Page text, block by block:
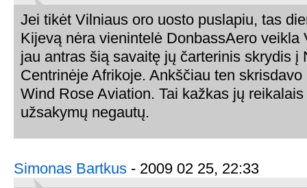
Jei tikėt Vilniaus oro uosto puslapiu, tas
Kijevą nėra vienintelė DonbassAero veikla
jau antras šią savaitę jų čarterinis skrydis į
Centrinėje Afrikoje. Ankščiau ten
Wind Rose Aviation. Tai kažkas jų
užsakymų negautų.
Simonas Bartkus - 2009 02 25, 22:33